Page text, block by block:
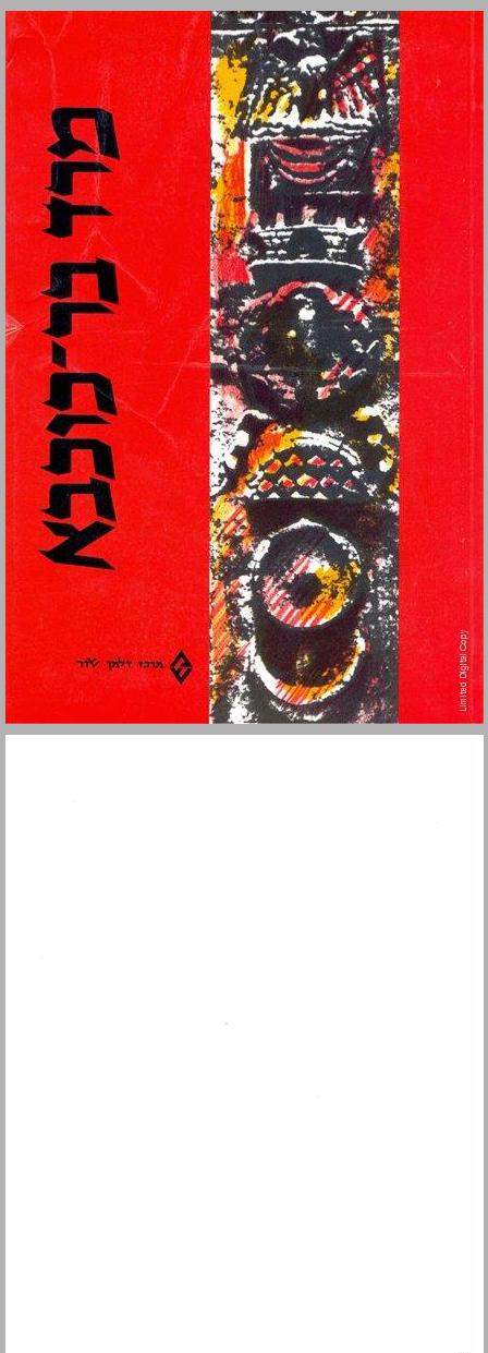
מרד בר-כוכבא ... 0